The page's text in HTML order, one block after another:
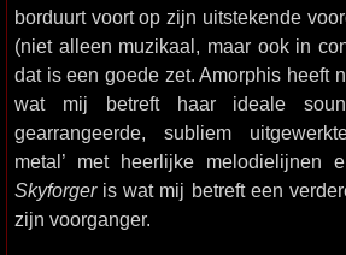
borduurt voort op zijn uitstekende
(niet alleen muzikaal, maar ook in
dat is een goede zet. Amorphis heeft
wat mij betreft haar ideale
gearrangeerde, subliem
metal’ met heerlijke melodielijnen
Skyforgeris wat mij betreft een
zijn voorganger.